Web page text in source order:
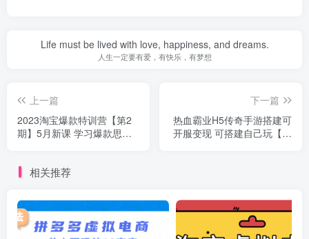
Life must be lived with love, happiness, and dreams.
人生一定要有爱，有快乐，有梦想
上一篇
2023淘宝爆款特训营【第2
期】5月新课 学习爆款思
下一篇
热血霸业H5传奇手游搭建可
开服变现 可搭建自己玩【内
相关推荐